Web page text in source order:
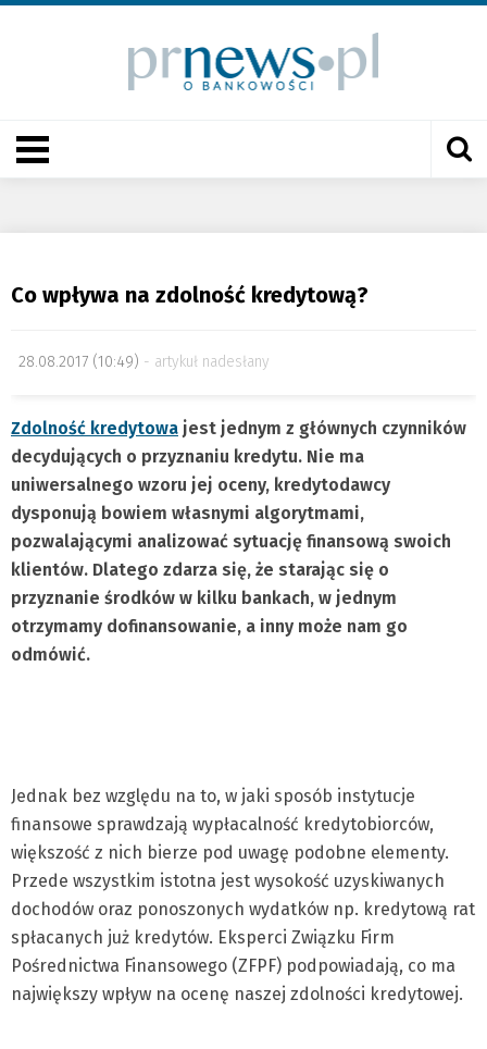
Co wpływa na zdolność kredytową?
28.08.2017 (10:49) artykuł nadesłany
Zdolność kredytowa jest jednym z głównych czynników
decydujących o przyznaniu kredytu. Nie ma
uniwersalnego wzoru jej oceny, kredytodawcy
dysponują bowiem własnymi algorytmami,
pozwalającymi analizować sytuację finansową swoich
klientów. Dlatego zdarza się, że starając się o
przyznanie środków w kilku bankach, w jednym
otrzymamy dofinansowanie, a inny może nam go
odmówić.
Jednak bez względu na to, w jaki sposób instytucje
finansowe sprawdzają wypłacalność kredytobiorców,
większość z nich bierze pod uwagę podobne elementy.
Przede wszystkim istotna jest wysokość uzyskiwanych
dochodów oraz ponoszonych wydatków np. kredytową rat
spłacanych już kredytów. Eksperci Związku Firm
Pośrednictwa Finansowego (ZFPF) podpowiadają, co ma
największy wpływ na ocenę naszej zdolności kredytowej.